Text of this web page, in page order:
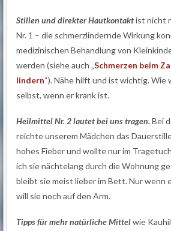
Stillen und direkter Hautkontaktist nicht
Nr. 1 – die schmerzlindernde Wirkung
medizinischen Behandlung von
werden (siehe auch „Schmerzen beim
lindern“). Nähe hilft und ist wichtig. Wie
selbst, wenn er krank ist.
Heilmittel Nr. 2 lautet bei uns tragen.Bei
reichte unserem Mädchen das
hohes Fieber und wollte nur im
ich sie nächtelang durch die Wohnung
bleibt sie meist lieber im Bett. Nur wenn
will sie noch auf den Arm.
Tipps für mehr natürliche Mittelwie